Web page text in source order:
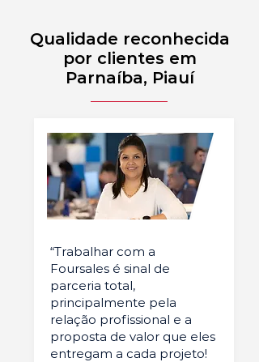
Qualidade reconhecida
por clientes em
Parnaíba, Piauí
“Trabalhar com a
Foursales é sinal de
parceria total,
principalmente pela
relação profissional e a
proposta de valor que eles
entregam a cada projeto!